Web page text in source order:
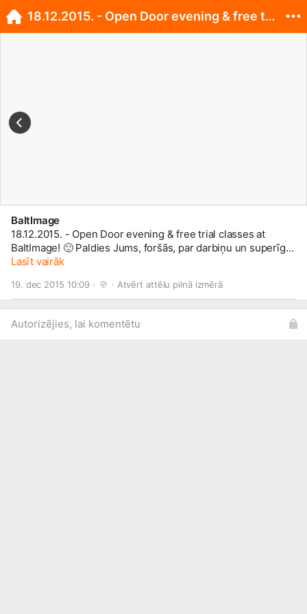
BaltImage
18.12.2015. - Open Door evening & free trial classes at
BaltImage! 🙂Paldies Jums, foršās, par darbiņu un superīgu
vakaru kopā!!
Lasīt vairāk
19. dec 2015 10:09 · · Atvērt attēlu pilnā izmērā
Autorizējies, lai komentētu
18.12.2015. - Open Door evening & free trial class